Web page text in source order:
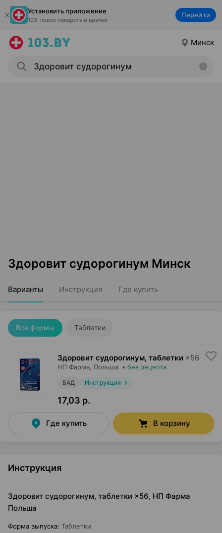
Установить приложение
103: поиск лекарств и врачей
Перейти
Минск
Здоровит судорогинум Минск
Варианты Инструкция Где купить
Все формы Таблетки
Здоровит судорогинум, таблетки ×56
НП Фарма , Польша • без рецепта
БАД Инструкция
17,03 р.
Где купить В корзину
Инструкция
Здоровит судорогинум, таблетки ×56, НП Фарма
Польша
Форма выпуска: Таблетки